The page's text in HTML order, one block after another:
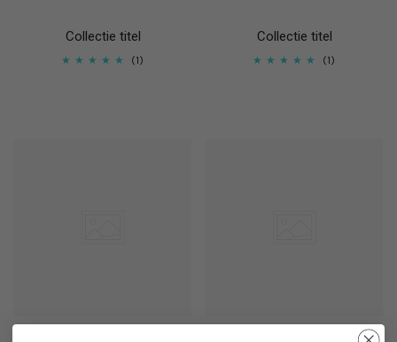
Collectie titel
1
Collectie titel
1